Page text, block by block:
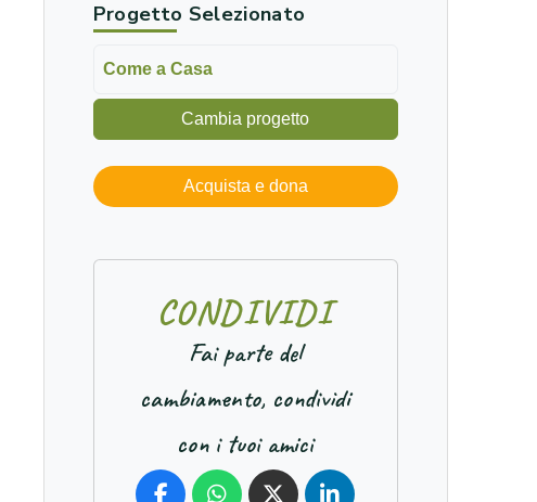
Progetto Selezionato
Come a Casa
Cambia progetto
Acquista e dona
CONDIVIDI
Fai parte del
cambiamento, condividi
con i tuoi amici